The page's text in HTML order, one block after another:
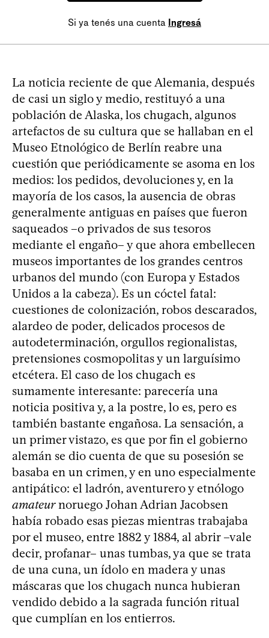
Si ya tenés una cuenta Ingresá
La noticia reciente de que Alemania, después
de casi un siglo y medio, restituyó a una
población de Alaska, los chugach, algunos
artefactos de su cultura que se hallaban en el
Museo Etnológico de Berlín reabre una
cuestión que periódicamente se asoma en los
medios: los pedidos, devoluciones y, en la
mayoría de los casos, la ausencia de obras
generalmente antiguas en países que fueron
saqueados –o privados de sus tesoros
mediante el engaño– y que ahora embellecen
museos importantes de los grandes centros
urbanos del mundo (con Europa y Estados
Unidos a la cabeza). Es un cóctel fatal:
cuestiones de colonización, robos descarados,
alardeo de poder, delicados procesos de
autodeterminación, orgullos regionalistas,
pretensiones cosmopolitas y un larguísimo
etcétera. El caso de los chugach es
sumamente interesante: parecería una
noticia positiva y, a la postre, lo es, pero es
también bastante engañosa. La sensación, a
un primer vistazo, es que por fin el gobierno
alemán se dio cuenta de que su posesión se
basaba en un crimen, y en uno especialmente
antipático: el ladrón, aventurero y etnólogo
amateurnoruego Johan Adrian Jacobsen
había robado esas piezas mientras trabajaba
por el museo, entre 1882 y 1884, al abrir –vale
decir, profanar– unas tumbas, ya que se trata
de una cuna, un ídolo en madera y unas
máscaras que los chugach nunca hubieran
vendido debido a la sagrada función ritual
que cumplían en los entierros.